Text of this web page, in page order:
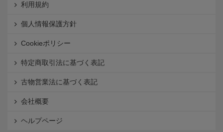
利用規約
個人情報保護方針
Cookieポリシー
特定商取引法に基づく表記
古物営業法に基づく表記
会社概要
ヘルプページ